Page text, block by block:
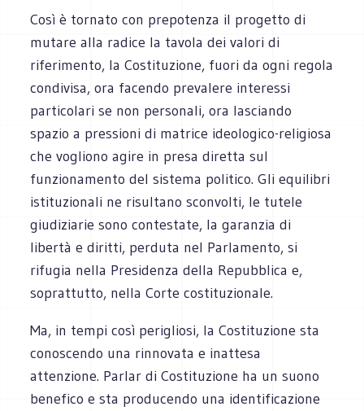
Così è tornato con prepotenza il progetto di
mutare alla radice la tavola dei valori di
riferimento, la Costituzione, fuori da ogni regola
condivisa, ora facendo prevalere interessi
particolari se non personali, ora lasciando
spazio a pressioni di matrice ideologico-religiosa
che vogliono agire in presa diretta sul
funzionamento del sistema politico. Gli equilibri
istituzionali ne risultano sconvolti, le tutele
giudiziarie sono contestate, la garanzia di
libertà e diritti, perduta nel Parlamento, si
rifugia nella Presidenza della Repubblica e,
soprattutto, nella Corte costituzionale.
Ma, in tempi così perigliosi, la Costituzione sta
conoscendo una rinnovata e inattesa
attenzione. Parlar di Costituzione ha un suono
benefico e sta producendo una identificazione